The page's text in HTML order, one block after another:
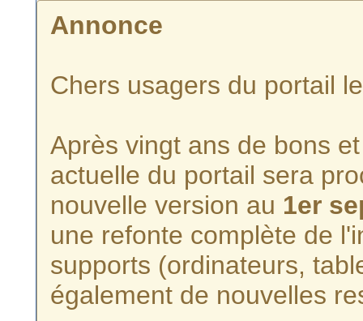
Annonce
Chers usagers du portail
Après vingt ans de bons
actuelle du portail sera
nouvelle version au 1er
une refonte complète de
supports (ordinateurs,
également de nouvelles